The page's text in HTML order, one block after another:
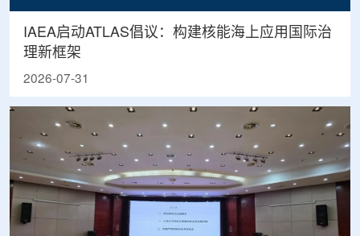
IAEA启动ATLAS倡议：构建核能海上应用国际治
理新框架
2026-07-31